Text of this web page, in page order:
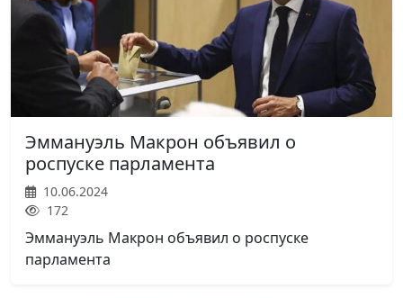
Эммануэль Макрон объявил о
роспуске парламента
10.06.2024
172
Эммануэль Макрон объявил о роспуске
парламента